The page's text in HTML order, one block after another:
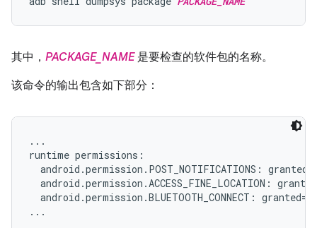
其中， PACKAGE_NAME是要检查的软件包的名称。
该命令的输出包含如下部分：
...
runtime permissions:
android.permission.POST_NOTIFICATIONS:
android.permission.ACCESS_FINE_LOCATION:
android.permission.BLUETOOTH_CONNECT: